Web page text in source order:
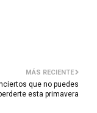
MÁS RECIENTE
que no puedes
esta primavera